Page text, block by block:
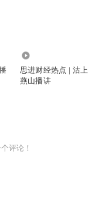
思进财经热点 | 沽上
燕山播讲
评论！